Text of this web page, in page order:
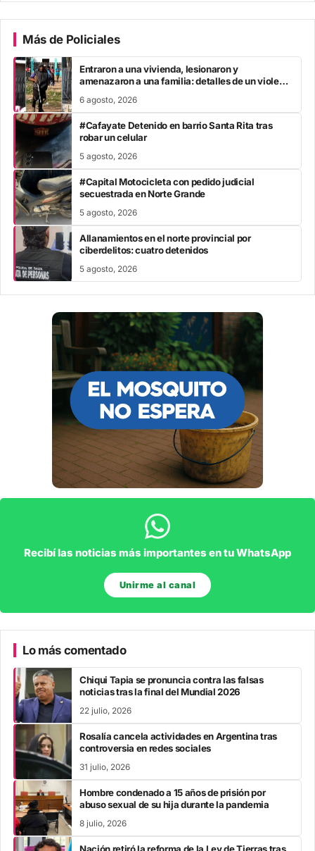
Más de Policiales
Entraron a una vivienda, lesionaron y
amenazaron a una familia: detalles de un violento
6 agosto, 2026
#Cafayate Detenido en barrio Santa Rita tras
robar un celular
5 agosto, 2026
#Capital Motocicleta con pedido judicial
secuestrada en Norte Grande
5 agosto, 2026
Allanamientos en el norte provincial por
ciberdelitos: cuatro detenidos
5 agosto, 2026
Recibí las noticias más importantes en tu WhatsApp
Unirme al canal
Lo más comentado
Chiqui Tapia se pronuncia contra las falsas
noticias tras la final del Mundial 2026
22 julio, 2026
Rosalía cancela actividades en Argentina tras
controversia en redes sociales
31 julio, 2026
Hombre condenado a 15 años de prisión por
abuso sexual de su hija durante la pandemia
8 julio, 2026
Nación retiró la reforma de la Ley de Tierras tras